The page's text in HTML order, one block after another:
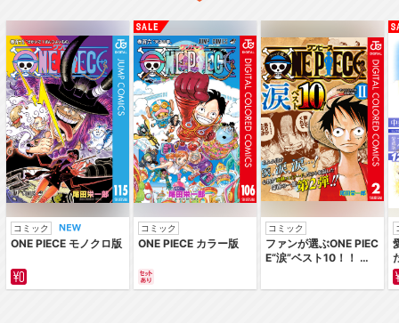
コミック
ONE PIECE モノクロ版
コミック
ONE PIECE カラー版
コミック
ファンが選ぶONE PIEC
E“涙”ベスト10！！ ～
編～ カラー版